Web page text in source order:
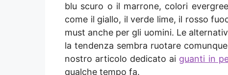
blu scuro o il marrone, colori
come il giallo, il verde lime, il rosso
must anche per gli uomini. Le
la tendenza sembra ruotare
nostro articolo dedicato ai guanti in
qualche tempo fa.